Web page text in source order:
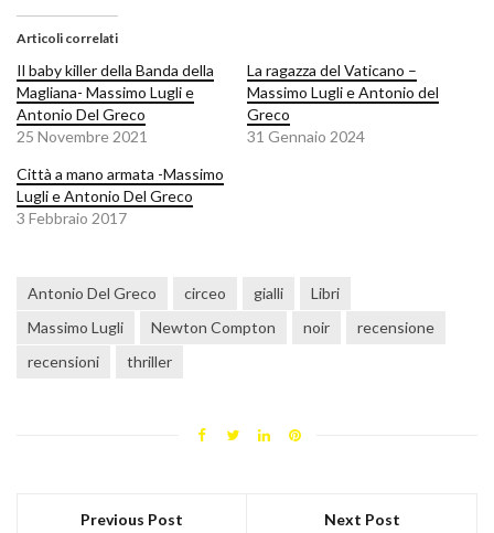
Articoli correlati
Il baby killer della Banda della
Magliana- Massimo Lugli e
Antonio Del Greco
25 Novembre 2021
La ragazza del Vaticano –
Massimo Lugli e Antonio del
Greco
31 Gennaio 2024
Città a mano armata -Massimo
Lugli e Antonio Del Greco
3 Febbraio 2017
Antonio Del Greco circeo gialli
Libri
Massimo Lugli
Newton Compton noir
recensione
recensioni
thriller
Previous Post Next Post